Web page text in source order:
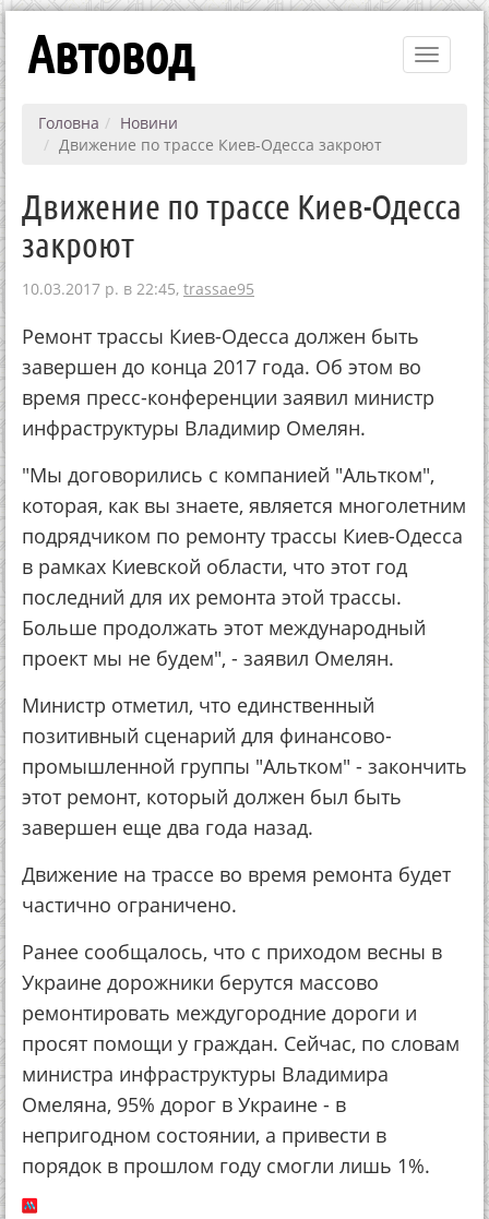
Toggle
Автовод
Головна
Новини
Движение по трассе Киев-Одесса закроют
Движение по трассе Киев-Одесса
закроют
10.03.2017 р. в 22:45, trassae95
Ремонт трассы Киев-Одесса должен быть
завершен до конца 2017 года. Об этом во
время пресс-конференции заявил министр
инфраструктуры Владимир Омелян.
"Мы договорились с компанией "Альтком",
которая, как вы знаете, является многолетним
подрядчиком по ремонту трассы Киев-Одесса
в рамках Киевской области, что этот год
последний для их ремонта этой трассы.
Больше продолжать этот международный
проект мы не будем", - заявил Омелян.
Министр отметил, что единственный
позитивный сценарий для финансово-
промышленной группы "Альтком" - закончить
этот ремонт, который должен был быть
завершен еще два года назад.
Движение на трассе во время ремонта будет
частично ограничено.
Ранее сообщалось, что с приходом весны в
Украине дорожники берутся массово
ремонтировать междугородние дороги и
просят помощи у граждан. Сейчас, по словам
министра инфраструктуры Владимира
Омеляна, 95% дорог в Украине - в
непригодном состоянии, а привести в
порядок в прошлом году смогли лишь 1%.